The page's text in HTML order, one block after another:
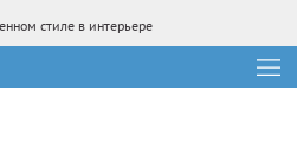
стиле в интерьере